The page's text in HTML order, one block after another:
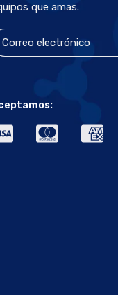
que amas.